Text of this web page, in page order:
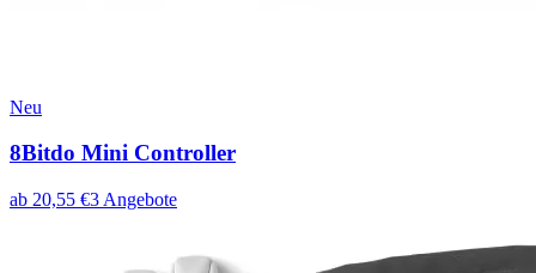
Neu
8Bitdo Mini Controller
ab 20,55 €3 Angebote